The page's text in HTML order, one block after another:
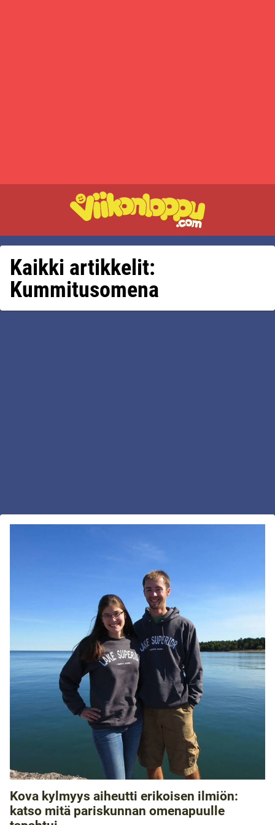
Kaikki artikkelit:
Kummitusomena
Kova kylmyys aiheutti erikoisen ilmiön:
katso mitä pariskunnan omenapuulle